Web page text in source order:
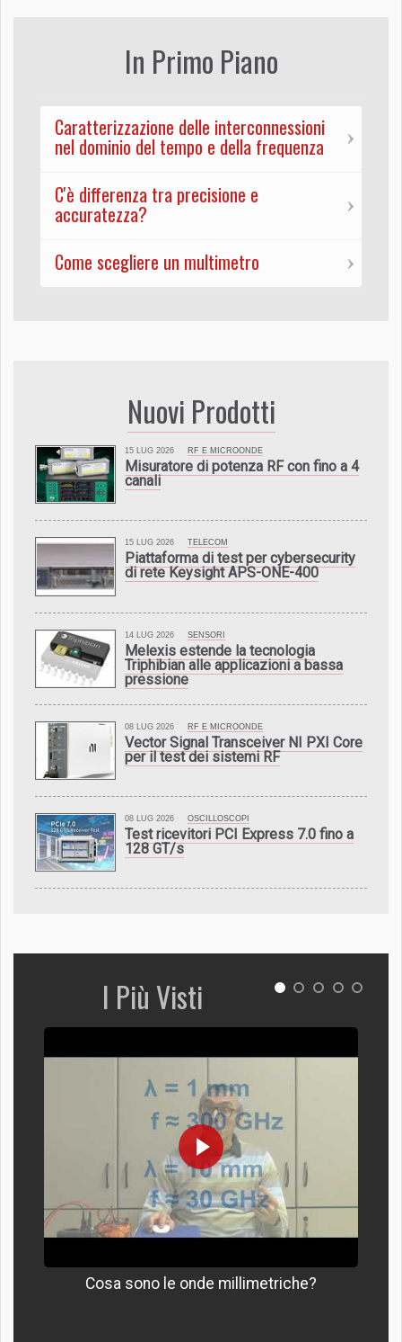
In Primo Piano
Caratterizzazione delle interconnessioni
nel dominio del tempo e della frequenza
C'è differenza tra precisione e
accuratezza?
Come scegliere un multimetro
Nuovi Prodotti
15 LUG 2026 RF E MICROONDE
Misuratore di potenza RF con fino a 4
canali
15 LUG 2026 TELECOM
Piattaforma di test per cybersecurity
di rete Keysight APS-ONE-400
14 LUG 2026 SENSORI
Melexis estende la tecnologia
Triphibian alle applicazioni a bassa
pressione
08 LUG 2026 RF E MICROONDE
Vector Signal Transceiver NI PXI Core
per il test dei sistemi RF
08 LUG 2026 OSCILLOSCOPI
Test ricevitori PCI Express 7.0 fino a
128 GT/s
I Più Visti
Cosa sono le onde millimetriche?